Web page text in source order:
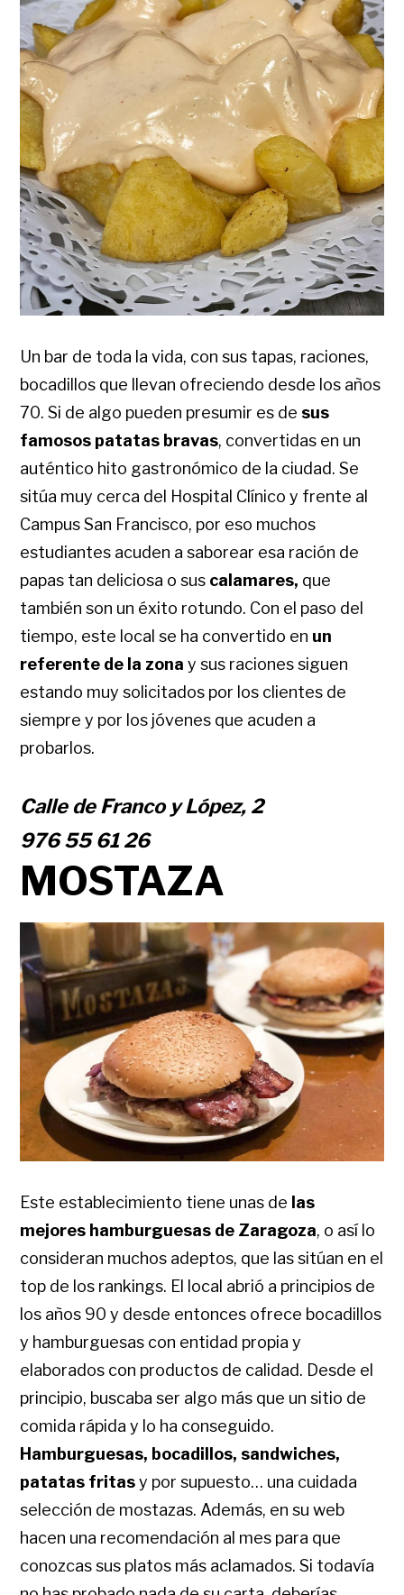
Un bar de toda la vida, con sus tapas, raciones,
bocadillos que llevan ofreciendo desde los años
70. Si de algo pueden presumir es de sus
famosos patatas bravas, convertidas en un
auténtico hito gastronómico de la ciudad. Se
sitúa muy cerca del Hospital Clínico y frente al
Campus San Francisco, por eso muchos
estudiantes acuden a saborear esa ración de
papas tan deliciosa o sus calamares, que
también son un éxito rotundo. Con el paso del
tiempo, este local se ha convertido en un
referente de la zona y sus raciones siguen
estando muy solicitados por los clientes de
siempre y por los jóvenes que acuden a
probarlos.
Calle de Franco y López, 2
976 55 61 26
MOSTAZA
Este establecimiento tiene unas de las
mejores hamburguesas de Zaragoza, o así lo
consideran muchos adeptos, que las sitúan en el
top de los rankings. El local abrió a principios de
los años 90 y desde entonces ofrece bocadillos
y hamburguesas con entidad propia y
elaborados con productos de calidad. Desde el
principio, buscaba ser algo más que un sitio de
comida rápida y lo ha conseguido.
Hamburguesas, bocadillos, sandwiches,
patatas fritasy por supuesto… una cuidada
selección de mostazas. Además, en su web
hacen una recomendación al mes para que
conozcas sus platos más aclamados. Si todavía